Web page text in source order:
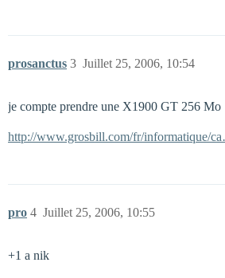
prosanctus Juillet 25, 2006, 10:54
3
je compte prendre une X1900 GT 256 Mo
http://www.grosbill.com/fr/informatique/
pro Juillet 25, 2006, 10:55
4
+1 a nik